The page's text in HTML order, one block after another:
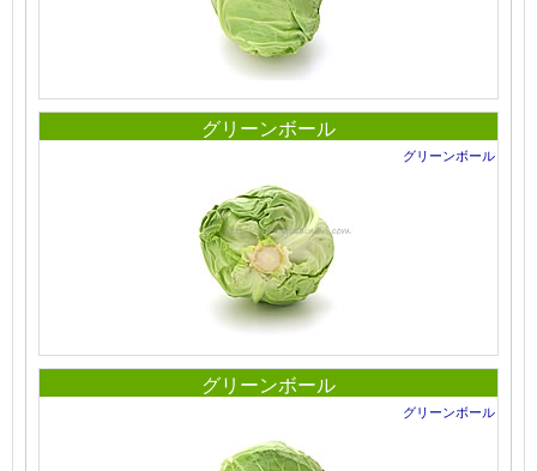
グリーンボール
グリーンボール
グリーンボール
グリーンボール